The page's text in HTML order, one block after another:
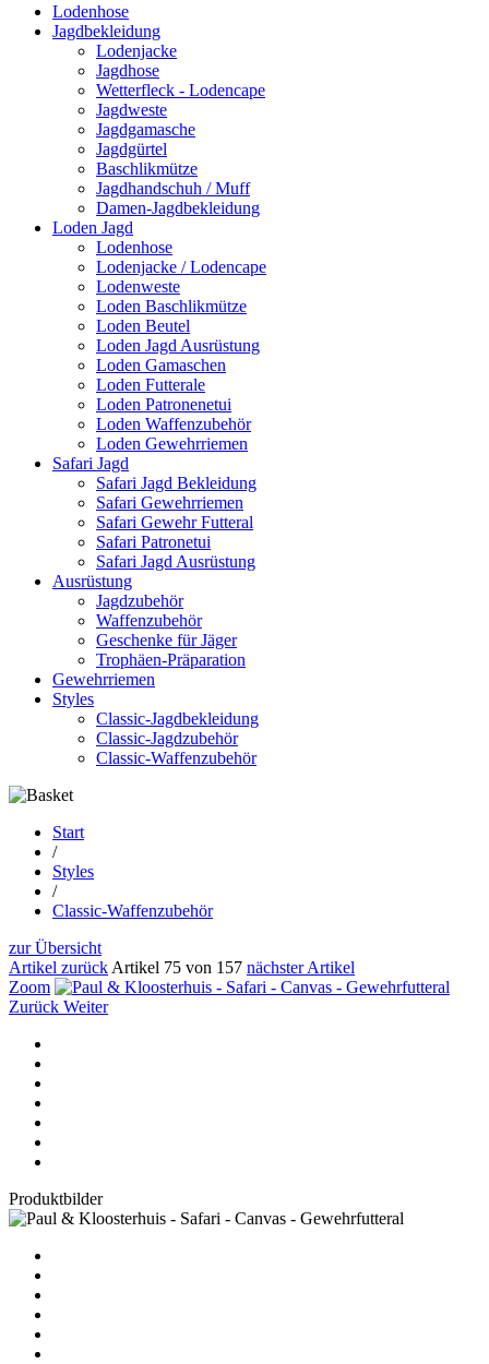
Lodenhose
Jagdbekleidung
Lodenjacke
Jagdhose
Wetterfleck - Lodencape
Jagdweste
Jagdgamasche
Jagdgürtel
Baschlikmütze
Jagdhandschuh / Muff
Damen-Jagdbekleidung
Loden Jagd
Lodenhose
Lodenjacke / Lodencape
Lodenweste
Loden Baschlikmütze
Loden Beutel
Loden Jagd Ausrüstung
Loden Gamaschen
Loden Futterale
Loden Patronenetui
Loden Waffenzubehör
Loden Gewehrriemen
Safari Jagd
Safari Jagd Bekleidung
Safari Gewehrriemen
Safari Gewehr Futteral
Safari Patronetui
Safari Jagd Ausrüstung
Ausrüstung
Jagdzubehör
Waffenzubehör
Geschenke für Jäger
Trophäen-Präparation
Gewehrriemen
Styles
Classic-Jagdbekleidung
Classic-Jagdzubehör
Classic-Waffenzubehör
Start
/
Styles
/
Classic-Waffenzubehör
zur Übersicht
Artikel zurück Artikel 75 von 157 nächster Artikel
Zoom
Zurück Weiter
Produktbilder